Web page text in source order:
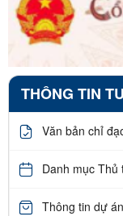
THÔNG TIN
Văn bản chỉ
Danh mục Thủ
Thông tin dự